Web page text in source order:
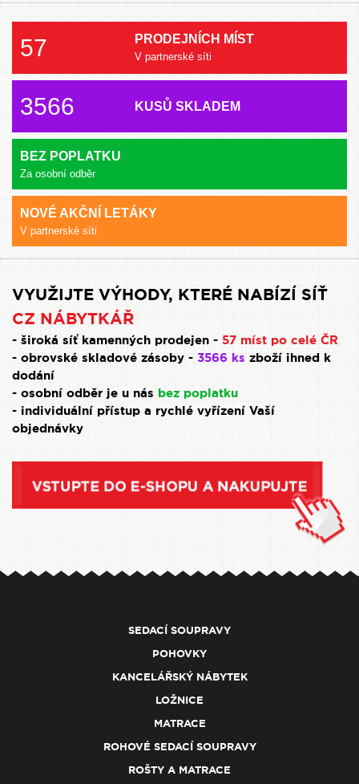
57 PRODEJNÍCH MÍST
V partnerské síti
3566 KUSŮ SKLADEM
BEZ POPLATKU
Za osobní odběr
NOVÉ AKČNÍ LETÁKY
V partnerské síti
VYUŽIJTE VÝHODY, KTERÉ NABÍZÍ SÍŤ
CZ NÁBYTKÁŘ
- široká síť kamenných prodejen - 57 míst po celé ČR
- obrovské skladové zásoby - 3566 ks zboží ihned k
dodání
- osobní odběr je u nás bez poplatku
- individuální přístup a rychlé vyřízení Vaší
objednávky
SEDACÍ SOUPRAVY
POHOVKY
KANCELÁŘSKÝ NÁBYTEK
LOŽNICE
MATRACE
ROHOVÉ SEDACÍ SOUPRAVY
ROŠTY A MATRACE